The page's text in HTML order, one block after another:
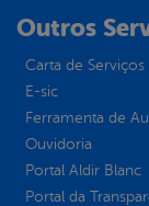
Outros
Carta de Serviços
E-sic
Ferramenta de
Ouvidoria
Portal Aldir Blanc
Portal da